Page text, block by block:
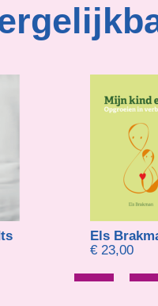
Els
€ 23,00